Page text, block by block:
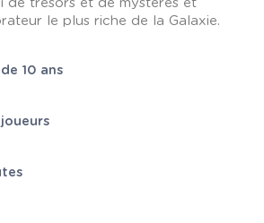
de trésors et de mystères et
le plus riche de la Galaxie.
10 ans
joueurs